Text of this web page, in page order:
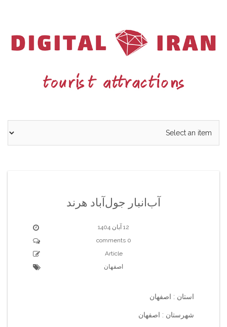
آب‌انبار جول‌آباد هرند
12 آبان 1404
0 comments
Article
اصفهان
استان : اصفهان
شهرستان : اصفهان